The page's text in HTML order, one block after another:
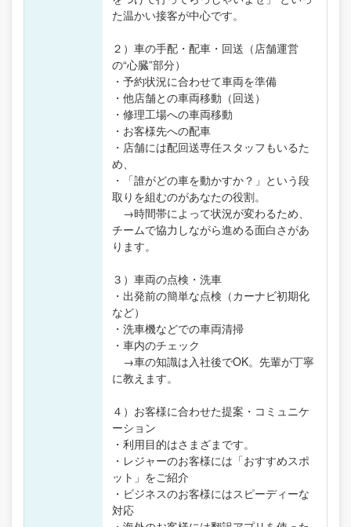
た温かい接客が中心です。
２）車の手配・配車・回送（店舗運営
の“心臓”部分）
・予約状況に合わせて車両を準備
・他店舗との車両移動（回送）
・修理工場への車両移動
・お客様先への配車
・店舗には配回送専任スタッフもいるた
め、
・「誰がどの車を動かすか？」という段
取りを組むのがあなたの役割。
→時間帯によって状況が変わるため、
チームで協力しながら進める面白さがあ
ります。
３）車両の点検・洗車
・出発前の簡単な点検（カーナビ初期化
など）
・洗車機などでの車両清掃
・車内のチェック
→車の知識は入社後でOK。先輩が丁寧
に教えます。
４）お客様に合わせた提案・コミュニケ
ーション
・利用目的はさまざまです。
・レジャーのお客様には「おすすめスポ
ット」をご紹介
・ビジネスのお客様にはスピーディーな
対応